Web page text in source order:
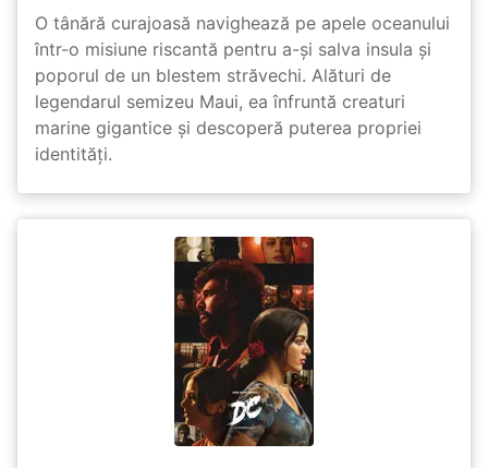
O tânără curajoasă navighează pe apele oceanului
într-o misiune riscantă pentru a-și salva insula și
poporul de un blestem străvechi. Alături de
legendarul semizeu Maui, ea înfruntă creaturi
marine gigantice și descoperă puterea propriei
identități.